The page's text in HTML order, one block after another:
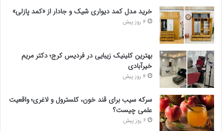
خرید مدل کمد دیواری شیک و جادار از «کمد پازلی»
4 روز پیش
بهترین کلینیک زیبایی در فردیس کرج؛ دکتر مریم
خیرآبادی
4 روز پیش
سرکه سیب برای قند خون، کلسترول و لاغری؛ واقعیت
علمی چیست؟
6 روز پیش